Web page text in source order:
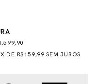
XDE R$159,99 SEM JUROS